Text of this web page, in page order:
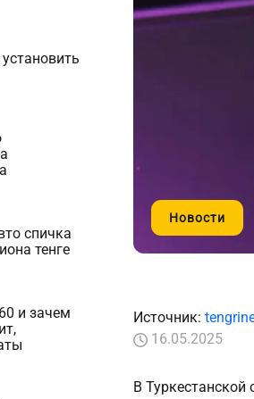
спичка
тенге
и зачем
Новости
Источник:
16.05.2025
В